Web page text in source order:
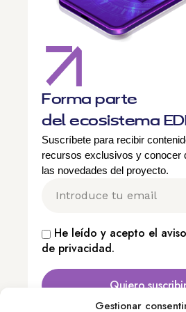
Gestionar
Forma parte
del ecosistema
Suscríbete para recibir
recursos exclusivos y conocer
las novedades del proyecto.
He leído y acepto el
de privacidad.
Quiero